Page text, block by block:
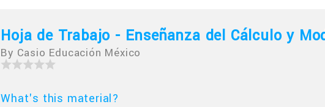
Hoja de Trabajo - Enseñanza del Cálculo y
By Casio Educación México
What's this material?